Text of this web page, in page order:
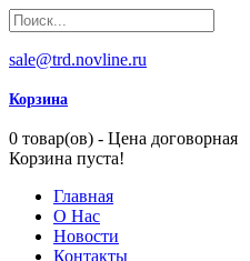
sale@trd.novline.ru
Корзина
0 товар(ов) - Цена договорная
Корзина пуста!
Главная
О Нас
Новости
Контакты